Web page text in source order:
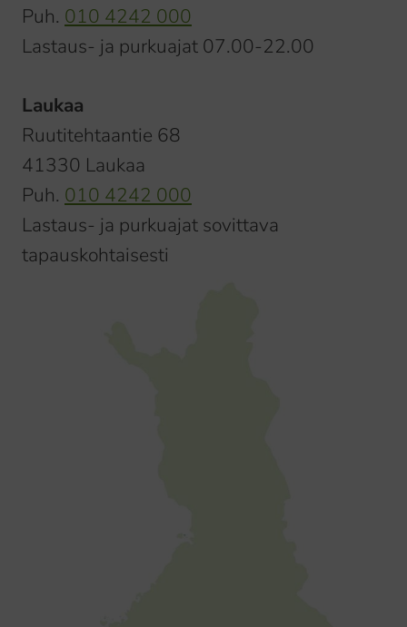
Puh. 010 4242 000
Lastaus- ja purkuajat 07.00-22.00
Laukaa
Ruutitehtaantie 68
41330 Laukaa
Puh. 010 4242 000
Lastaus- ja purkuajat sovittava
tapauskohtaisesti